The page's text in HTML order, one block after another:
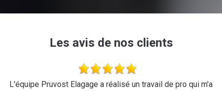
Les avis de nos clients
L'équipe Pruvost Elagage a réalisé un travail de pro qui m'a